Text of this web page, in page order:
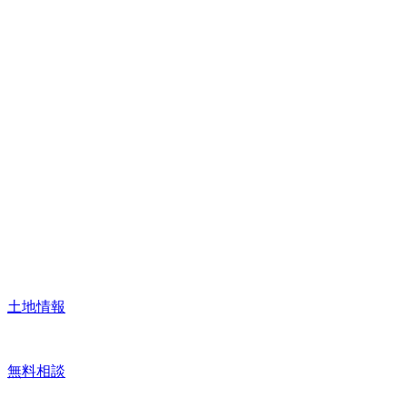
土地情報
無料相談